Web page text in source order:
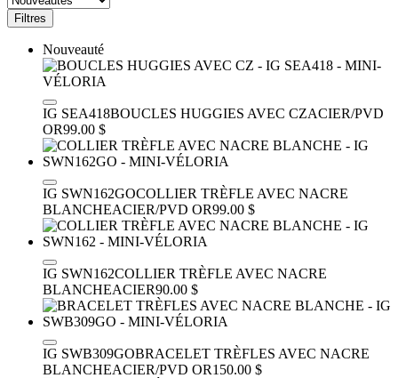
Filtres
Nouveauté
IG SEA418BOUCLES HUGGIES AVEC CZACIER/PVD
OR99.00 $
IG SWN162GOCOLLIER TRÈFLE AVEC NACRE
BLANCHEACIER/PVD OR99.00 $
IG SWN162COLLIER TRÈFLE AVEC NACRE
BLANCHEACIER90.00 $
IG SWB309GOBRACELET TRÈFLES AVEC NACRE
BLANCHEACIER/PVD OR150.00 $